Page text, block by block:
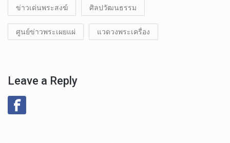
ข่าวเด่นพระสงฆ์ ศิลปวัฒนธรรม
ศูนย์ข่าวพระเผยแผ่ แวดวงพระเครื่อง
Leave a Reply